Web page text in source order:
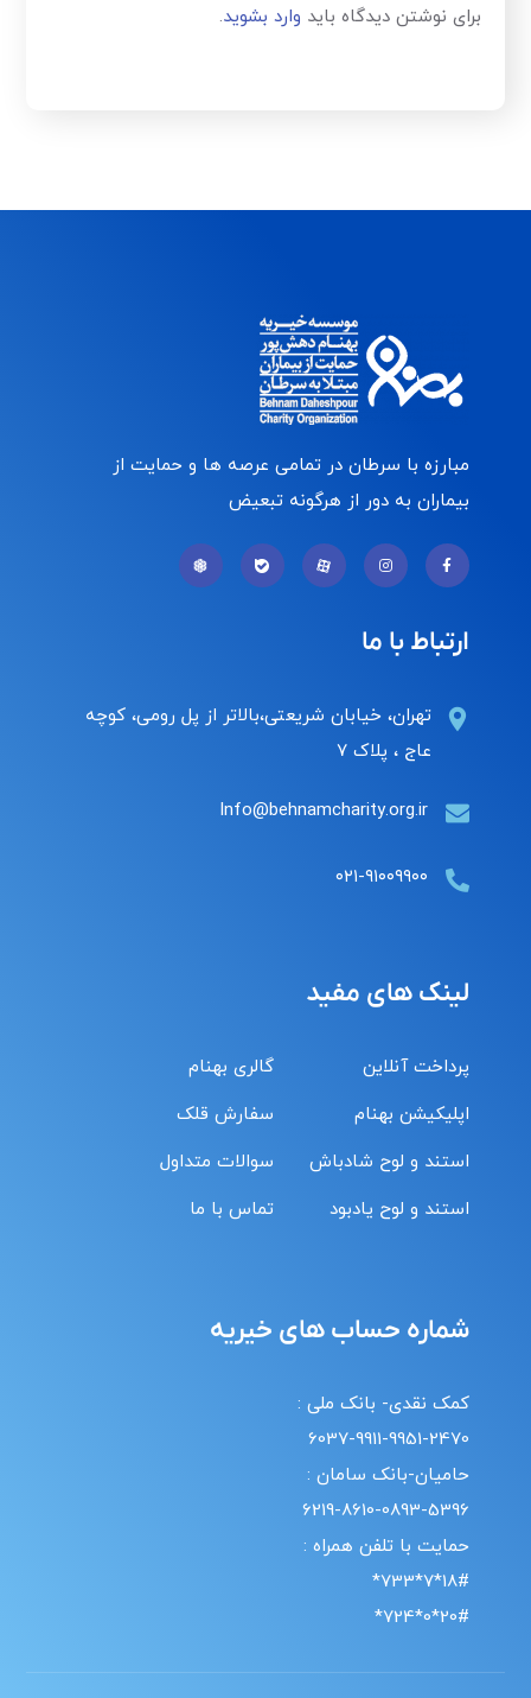
برای نوشتن دیدگاه باید وارد بشوید.
مبارزه با سرطان در تمامی عرصه ها و حمایت از
بیماران به دور از هرگونه تبعیض
ارتباط با ما
تهران، خیابان شریعتی،بالاتر از پل رومی، کوچه
عاج ، پلاک ۷
Info@behnamcharity.org.ir
۰۲۱-۹۱۰۰۹۹۰۰
لینک های مفید
پرداخت آنلاین
اپلیکیشن بهنام
استند و لوح شادباش
استند و لوح یادبود
گالری بهنام
سفارش قلک
سوالات متداول
تماس با ما
شماره حساب های خیریه
کمک نقدی- بانک ملی :
6037-9911-9951-2470
حامیان-بانک سامان :
6219-8610-0893-5396
حمایت با تلفن همراه :
18#*7*733*
20#*0*724*